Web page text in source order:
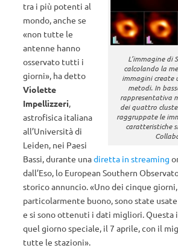
L’immagine di
calcolando la
immagini create
metodi. In
rappresentativa
dei quattro
raggruppate le
caratteristiche
tra i più potenti al
mondo, anche se
«non tutte le
antenne hanno
osservato tutti i
giorni», ha detto
Violette
Impellizzeri,
astrofisica italiana
all’Università di
Leiden, nei Paesi
Bassi, durante unadiretta in streaming
dall’Eso, lo European Southern
storico annuncio. «Uno dei cinque
particolarmente buono, sono state
e si sono ottenuti i dati migliori. Questa
quel giorno speciale, il 7 aprile, con il
tutte le stazioni».